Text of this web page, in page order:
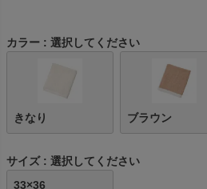
カラー 選択してください
きなり ブラウン
サイズ
選択してください
33×36